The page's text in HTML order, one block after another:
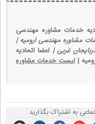
خدمات مشاوره مهندسی
مشاوره مهندسی ارومیه |
غربی | اعضا اتحادیه
لیست خدمات مشاوره
به اشتراک بگذارید